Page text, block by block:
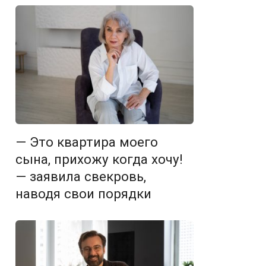
— Это квартира моего
сына, прихожу когда хочу!
— заявила свекровь,
наводя свои порядки